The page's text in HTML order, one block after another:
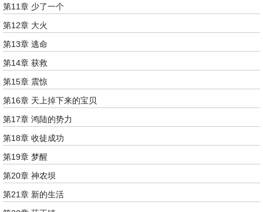
第11章 少了一个
第12章 大火
第13章 逃命
第14章 获救
第15章 震惊
第16章 天上掉下来的宝贝
第17章 鸿陆的势力
第18章 收徒成功
第19章 梦醒
第20章 神农坝
第21章 新的生活